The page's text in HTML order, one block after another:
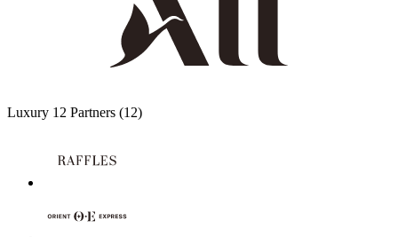
Luxury 12 Partners (12)